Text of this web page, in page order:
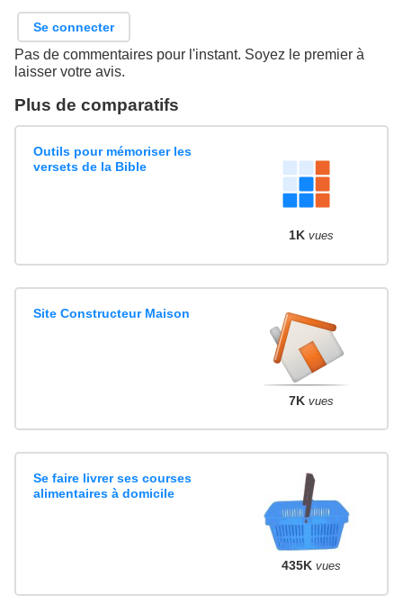
Se connecter
Pas de commentaires pour l'instant. Soyez le premier à
laisser votre avis.
Plus de comparatifs
Outils pour mémoriser les
versets de la Bible
1K vues
Site Constructeur Maison
7K vues
Se faire livrer ses courses
alimentaires à domicile
435K vues